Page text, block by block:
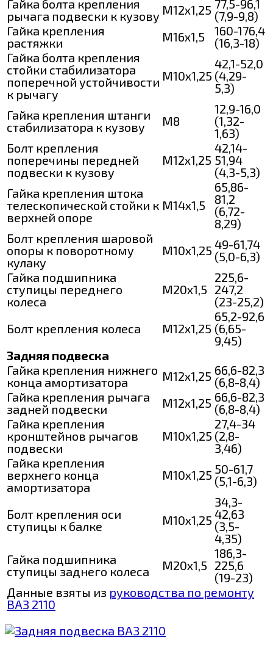
Гайка болта крепления
рычага подвески к кузову М12х1,25 77,5-96,1
(7,9-9,8)
Гайка крепления
растяжки
М16х1,5
160-176,4
(16,3-18)
Гайка болта крепления
стойки стабилизатора
поперечной устойчивости
к рычагу
М10х1,25
42,1-52,0
(4,29-
5,3)
Гайка крепления штанги
стабилизатора к кузову
М8
12,9-16,0
(1,32-
1,63)
Болт крепления
поперечины передней
подвески к кузову
М12х1,25
42,14-
51,94
(4,3-5,3)
Гайка крепления штока
телескопической стойки к
верхней опоре
М14х1,5
65,86-
81,2
(6,72-
8,29)
Болт крепления шаровой
опоры к поворотному
кулаку
М10х1,25 49-61,74
(5,0-6,3)
Гайка подшипника
ступицы переднего
колеса
М20х1,5
225,6-
247,2
(23-25,2)
Болт крепления колеса
М12х1,25
65,2-92,6
(6,65-
9,45)
Задняя подвеска
Гайка крепления нижнего
конца амортизатора
М12х1,25 66,6-82,3
(6,8-8,4)
Гайка крепления рычага
задней подвески
М12х1,25 66,6-82,3
(6,8-8,4)
Гайка крепления
кронштейнов рычагов
подвески
М10х1,25
27,4-34
(2,8-
3,46)
Гайка крепления
верхнего конца
амортизатора
М10х1,25 50-61,7
(5,1-6,3)
Болт крепления оси
ступицы к балке
М10х1,25
34,3-
42,63
(3,5-
4,35)
Гайка подшипника
ступицы заднего колеса
М20х1,5
186,3-
225,6
(19-23)
Данные взяты из руководства по ремонту
ВАЗ 2110